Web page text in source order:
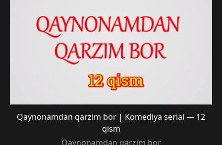
Qaynonamdan qarzim bor | Komediya serial — 12
qism
Qaynonamdan qarzim bor